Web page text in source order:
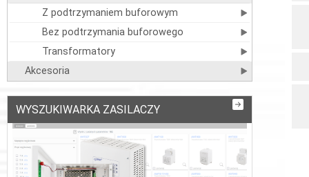
Z podtrzymaniem buforowym
Bez podtrzymania buforowego
Transformatory
Akcesoria
WYSZUKIWARKA ZASILACZY